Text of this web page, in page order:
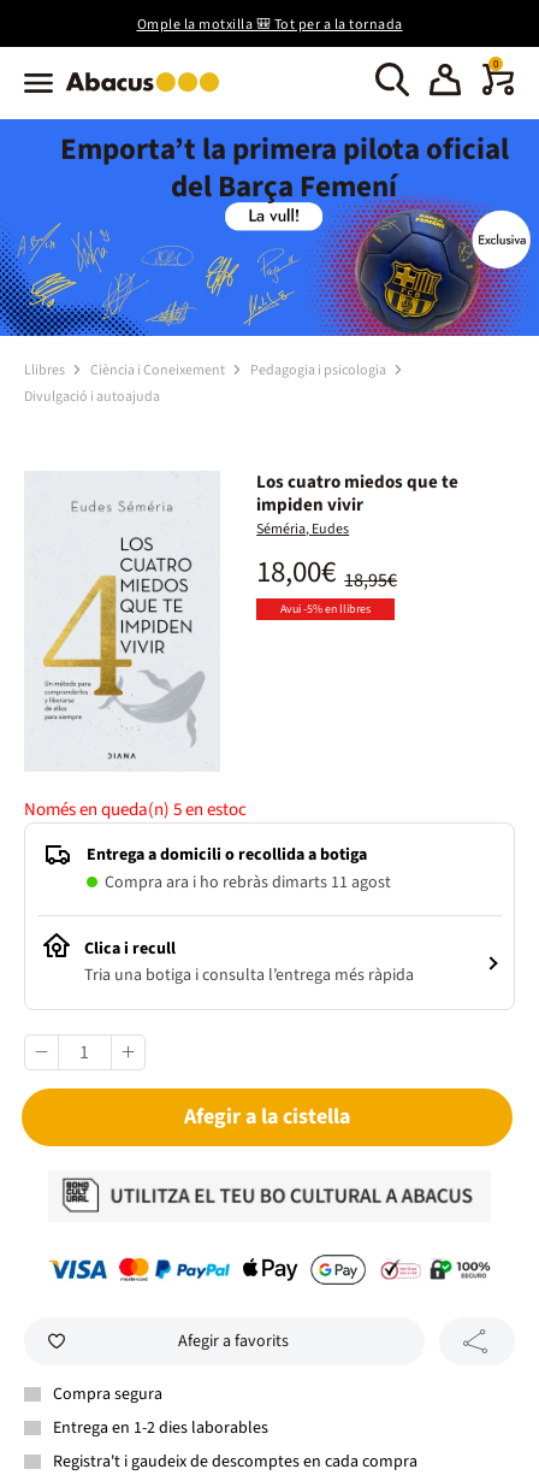
Omple la motxilla 🎒 Tot per a la tornada
0
Emporta’t la primera pilota oficial
del Barça Femení
Llibres Ciència i Coneixement
Pedagogia i psicologia
Divulgació i autoajuda
Los cuatro miedos que te
impiden vivir
Séméria, Eudes
18,95€
18,00€
Avui -5% en llibres
Només en queda(n)5en estoc
Entrega a domicili o recollida a botiga
Compra ara i ho rebràs dimarts 11 agost
Clica i recull
Tria una botiga i consulta l’entrega més ràpida
Afegir a la cistella
Afegir a favorits
Compra segura
Entrega en 1-2 dies laborables
Registra't i gaudeix de descomptes en cada compra